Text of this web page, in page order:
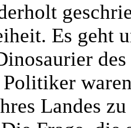
Es geht
Landes